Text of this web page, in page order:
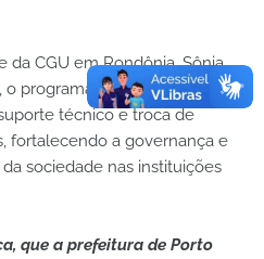
CGU em Rondônia, Sônia
o programa também promove
técnico e troca de
fortalecendo a governança e
sociedade nas instituições
que a prefeitura de Porto